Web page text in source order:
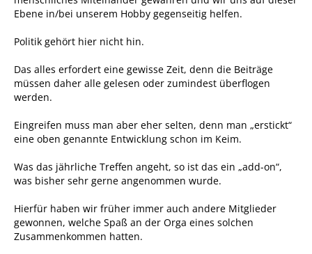
Ebene in/bei unserem Hobby gegenseitig helfen.
Politik gehört hier nicht hin.
Das alles erfordert eine gewisse Zeit, denn die Beiträge
müssen daher alle gelesen oder zumindest überflogen
werden.
Eingreifen muss man aber eher selten, denn man „erstickt“
eine oben genannte Entwicklung schon im Keim.
Was das jährliche Treffen angeht, so ist das ein „add-on“,
was bisher sehr gerne angenommen wurde.
Hierfür haben wir früher immer auch andere Mitglieder
gewonnen, welche Spaß an der Orga eines solchen
Zusammenkommen hatten.